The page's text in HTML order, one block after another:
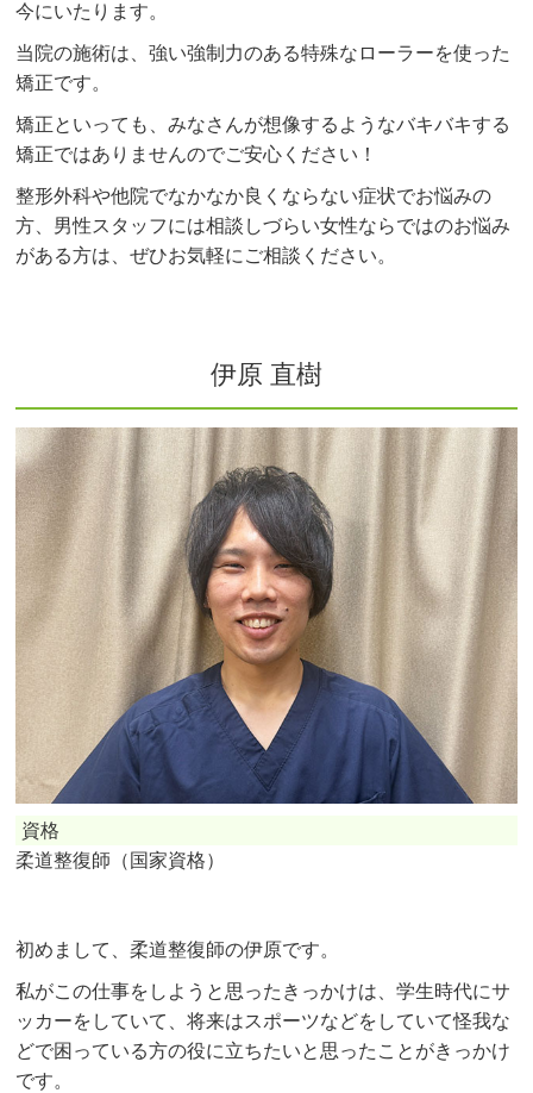
今にいたります。
当院の施術は、強い強制力のある特殊なローラーを使った
矯正です。
矯正といっても、みなさんが想像するようなバキバキする
矯正ではありませんのでご安心ください！
整形外科や他院でなかなか良くならない症状でお悩みの
方、男性スタッフには相談しづらい女性ならではのお悩み
がある方は、ぜひお気軽にご相談ください。
伊原 直樹
資格
柔道整復師（国家資格）
初めまして、柔道整復師の伊原です。
私がこの仕事をしようと思ったきっかけは、学生時代にサ
ッカーをしていて、将来はスポーツなどをしていて怪我な
どで困っている方の役に立ちたいと思ったことがきっかけ
です。